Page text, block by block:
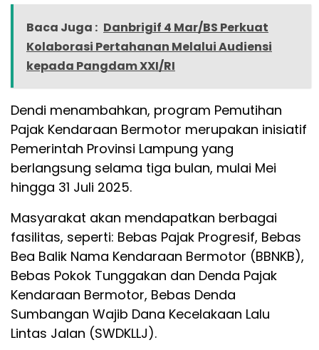
Baca Juga : Danbrigif 4 Mar/BS Perkuat
Kolaborasi Pertahanan Melalui Audiensi
kepada Pangdam XXI/RI
Dendi menambahkan, program Pemutihan
Pajak Kendaraan Bermotor merupakan inisiatif
Pemerintah Provinsi Lampung yang
berlangsung selama tiga bulan, mulai Mei
hingga 31 Juli 2025.
Masyarakat akan mendapatkan berbagai
fasilitas, seperti: Bebas Pajak Progresif, Bebas
Bea Balik Nama Kendaraan Bermotor (BBNKB),
Bebas Pokok Tunggakan dan Denda Pajak
Kendaraan Bermotor, Bebas Denda
Sumbangan Wajib Dana Kecelakaan Lalu
Lintas Jalan (SWDKLLJ).